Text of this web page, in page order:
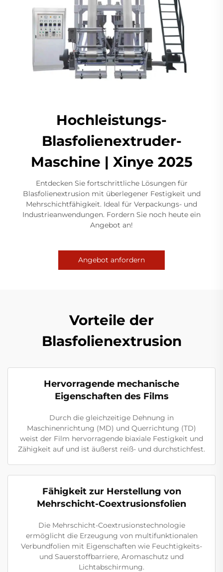
Hochleistungs-
Blasfolienextruder-
Maschine | Xinye 2025
Entdecken Sie fortschrittliche Lösungen für
Blasfolienextrusion mit überlegener Festigkeit und
Mehrschichtfähigkeit. Ideal für Verpackungs- und
Industrieanwendungen. Fordern Sie noch heute ein
Angebot an!
Angebot anfordern
Vorteile der
Blasfolienextrusion
Hervorragende mechanische
Eigenschaften des Films
Durch die gleichzeitige Dehnung in
Maschinenrichtung (MD) und Querrichtung (TD)
weist der Film hervorragende biaxiale Festigkeit und
Zähigkeit auf und ist äußerst reiß- und durchstichfest.
Fähigkeit zur Herstellung von
Mehrschicht-Coextrusionsfolien
Die Mehrschicht-Coextrusionstechnologie
ermöglicht die Erzeugung von multifunktionalen
Verbundfolien mit Eigenschaften wie Feuchtigkeits-
und Sauerstoffbarriere, Aromaschutz und
Lichtabschirmung.